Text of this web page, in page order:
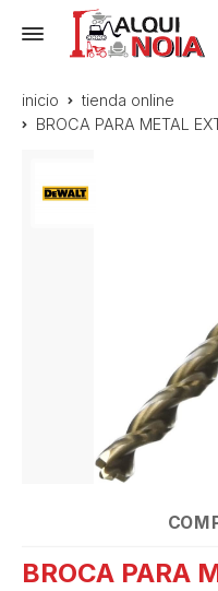
inicio
tienda online
BROCA PARA METAL
BROCA PARA